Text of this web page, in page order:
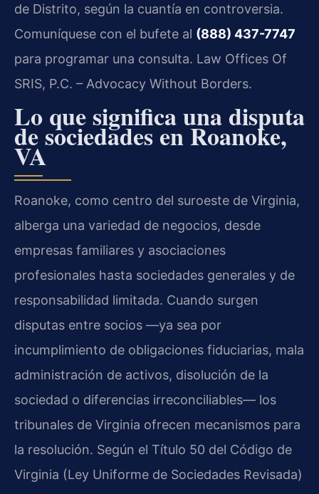
de Distrito, según la cuantía en controversia.
Comuníquese con el bufete al (888) 437-7747
para programar una consulta. Law Offices Of
SRIS, P.C. – Advocacy Without Borders.
Lo que significa una disputa
de sociedades en Roanoke,
VA
Roanoke, como centro del suroeste de Virginia,
alberga una variedad de negocios, desde
empresas familiares y asociaciones
profesionales hasta sociedades generales y de
responsabilidad limitada. Cuando surgen
disputas entre socios —ya sea por
incumplimiento de obligaciones fiduciarias, mala
administración de activos, disolución de la
sociedad o diferencias irreconciliables— los
tribunales de Virginia ofrecen mecanismos para
la resolución. Según el Título 50 del Código de
Virginia (Ley Uniforme de Sociedades Revisada)